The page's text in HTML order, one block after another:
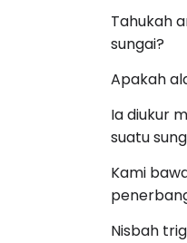
Tahukah
sungai?
Apakah
Ia diukur
suatu
Kami
Nisbah